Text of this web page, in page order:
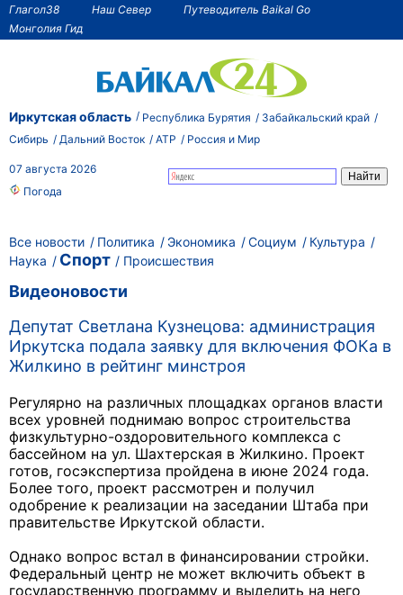
Глагол38 Наш Север
Путеводитель Baikal Go
Монголия Гид
Иркутская область Республика Бурятия
Забайкальский край
Сибирь
Дальний Восток АТР Россия и Мир
07 августа 2026
Погода
Все новости Политика Экономика Социум
Культура
Наука
Спорт Происшествия
Видеоновости
Депутат Светлана Кузнецова: администрация
Иркутска подала заявку для включения ФОКа в
Жилкино в рейтинг минстроя
Регулярно на различных площадках органов власти
всех уровней поднимаю вопрос строительства
физкультурно-оздоровительного комплекса с
бассейном на ул. Шахтерская в Жилкино. Проект
готов, госэкспертиза пройдена в июне 2024 года.
Более того, проект рассмотрен и получил
одобрение к реализации на заседании Штаба при
правительстве Иркутской области.
Однако вопрос встал в финансировании стройки.
Федеральный центр не может включить объект в
государственную программу и выделить на него